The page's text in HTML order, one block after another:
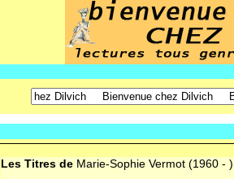
Les Titres de Marie-Sophie Vermot (1960 - )